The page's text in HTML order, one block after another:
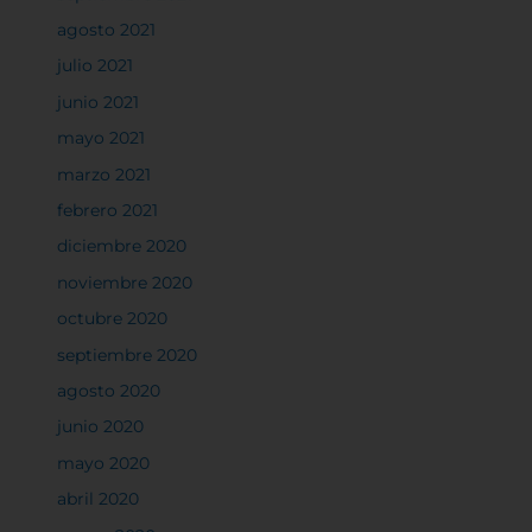
agosto 2021
julio 2021
junio 2021
mayo 2021
marzo 2021
febrero 2021
diciembre 2020
noviembre 2020
octubre 2020
septiembre 2020
agosto 2020
junio 2020
mayo 2020
abril 2020
Cookies dirigidas
Cookies de funcionalidad
Cookies de rendimiento